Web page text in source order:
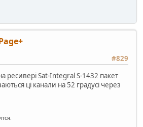
#829
ресивері Sat-Integral S-1432 пакет
ці канали на 52 градусі через